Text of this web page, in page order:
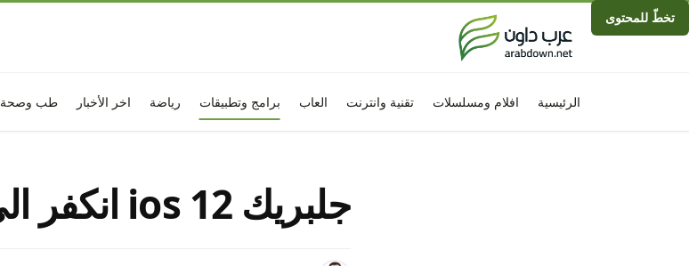
تخطّ للمحتوى
الرئيسية افلام ومسلسلات تقنية وانترنت العاب برامج وتطبيقات رياضة اخر الأخبار طب وصحة
جلبريك ios 12 انكفر الى ios 13.5